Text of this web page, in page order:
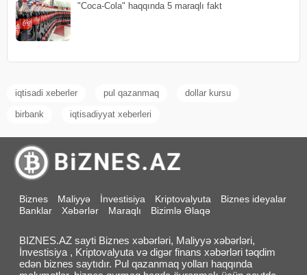
"Coca-Cola" haqqında 5 maraqlı fakt
iqtisadi xeberler pul qazanmaq dollar kursu
birbank iqtisadiyyat xeberleri
Biznes Maliyyə İnvestisiya Kriptovalyuta
Biznes ideyalar
Banklar
Xəbərlər Maraqlı Bizimlə Əlaqə
BIZNES.AZ sayti Biznes xəbərləri, Maliyyə xəbərləri,
İnvestisiya , Kriptovalyuta və digər finans xəbərləri təqdim
edən biznes saytıdır. Pul qazanmaq yolları haqqında